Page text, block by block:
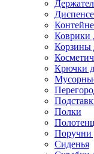
Коврики
Корзины
Крючки
Полки
Поручни
Сиденья